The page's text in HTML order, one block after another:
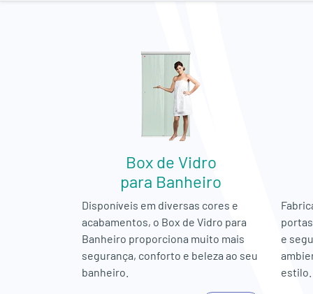
Box de Vidro
para Banheiro
Disponíveis em diversas cores e
acabamentos, o Box de Vidro para
Banheiro proporciona muito mais
segurança, conforto e beleza ao seu
banheiro.
e
estilo.